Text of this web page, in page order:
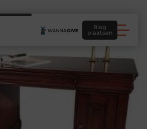
Blog
plaatsen